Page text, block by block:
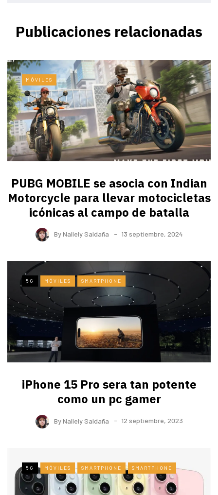
Publicaciones relacionadas
MÓVILES
PUBG MOBILE se asocia con Indian
Motorcycle para llevar motocicletas
icónicas al campo de batalla
ByNallely Saldaña 13 septiembre, 2024
5G MÓVILES SMARTPHONE
iPhone 15 Pro sera tan potente
como un pc gamer
ByNallely Saldaña 12 septiembre, 2023
5G MÓVILES SMARTPHONE SMARTPHONE